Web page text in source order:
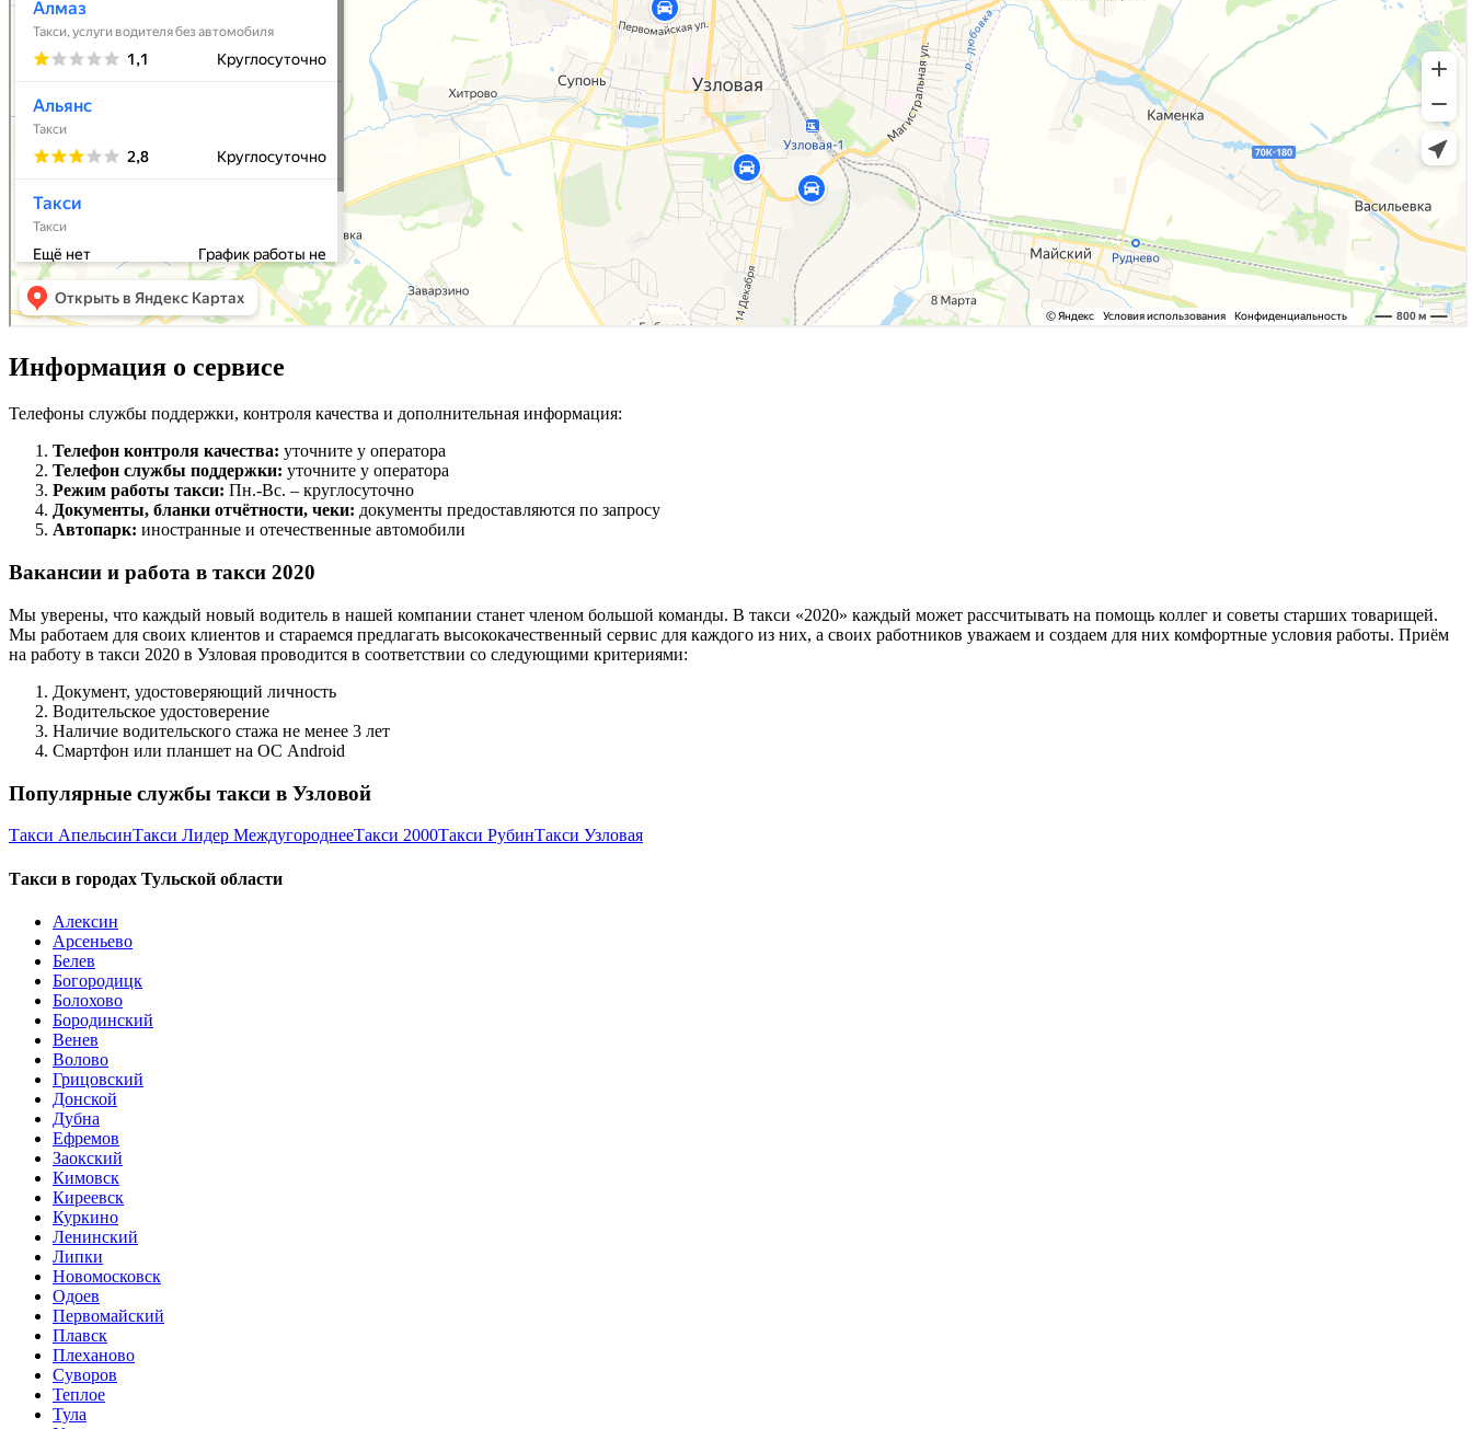
Информация о сервисе
Телефоны службы поддержки, контроля качества и дополнительная информация:
Телефон контроля качества: уточните у оператора
Телефон службы поддержки: уточните у оператора
Режим работы такси: Пн.-Вс. – круглосуточно
Документы, бланки отчётности, чеки: документы предоставляются по запросу
Автопарк: иностранные и отечественные автомобили
Вакансии и работа в такси 2020
Мы уверены, что каждый новый водитель в нашей компании станет членом большой команды. В такси «2020» каждый может рассчитывать на помощь коллег и советы старших товарищей.
Мы работаем для своих клиентов и стараемся предлагать высококачественный сервис для каждого из них, а своих работников уважаем и создаем для них комфортные условия работы. Приём
на работу в такси 2020 в Узловая проводится в соответствии со следующими критериями:
Документ, удостоверяющий личность
Водительское удостоверение
Наличие водительского стажа не менее 3 лет
Смартфон или планшет на ОС Android
Популярные службы такси в Узловой
Такси АпельсинТакси Лидер МеждугороднееТакси 2000Такси РубинТакси Узловая
Такси в городах Тульской области
Алексин
Арсеньево
Белев
Богородицк
Болохово
Бородинский
Венев
Волово
Грицовский
Донской
Дубна
Ефремов
Заокский
Кимовск
Киреевск
Куркино
Ленинский
Липки
Новомосковск
Одоев
Первомайский
Плавск
Плеханово
Суворов
Теплое
Тула